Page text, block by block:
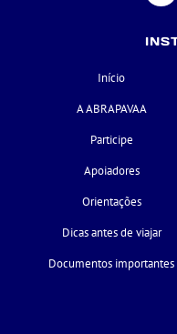
Início
A ABRAPAVAA
Participe
Apoiadores
Orientações
Dicas antes de viajar
Documentos importantes